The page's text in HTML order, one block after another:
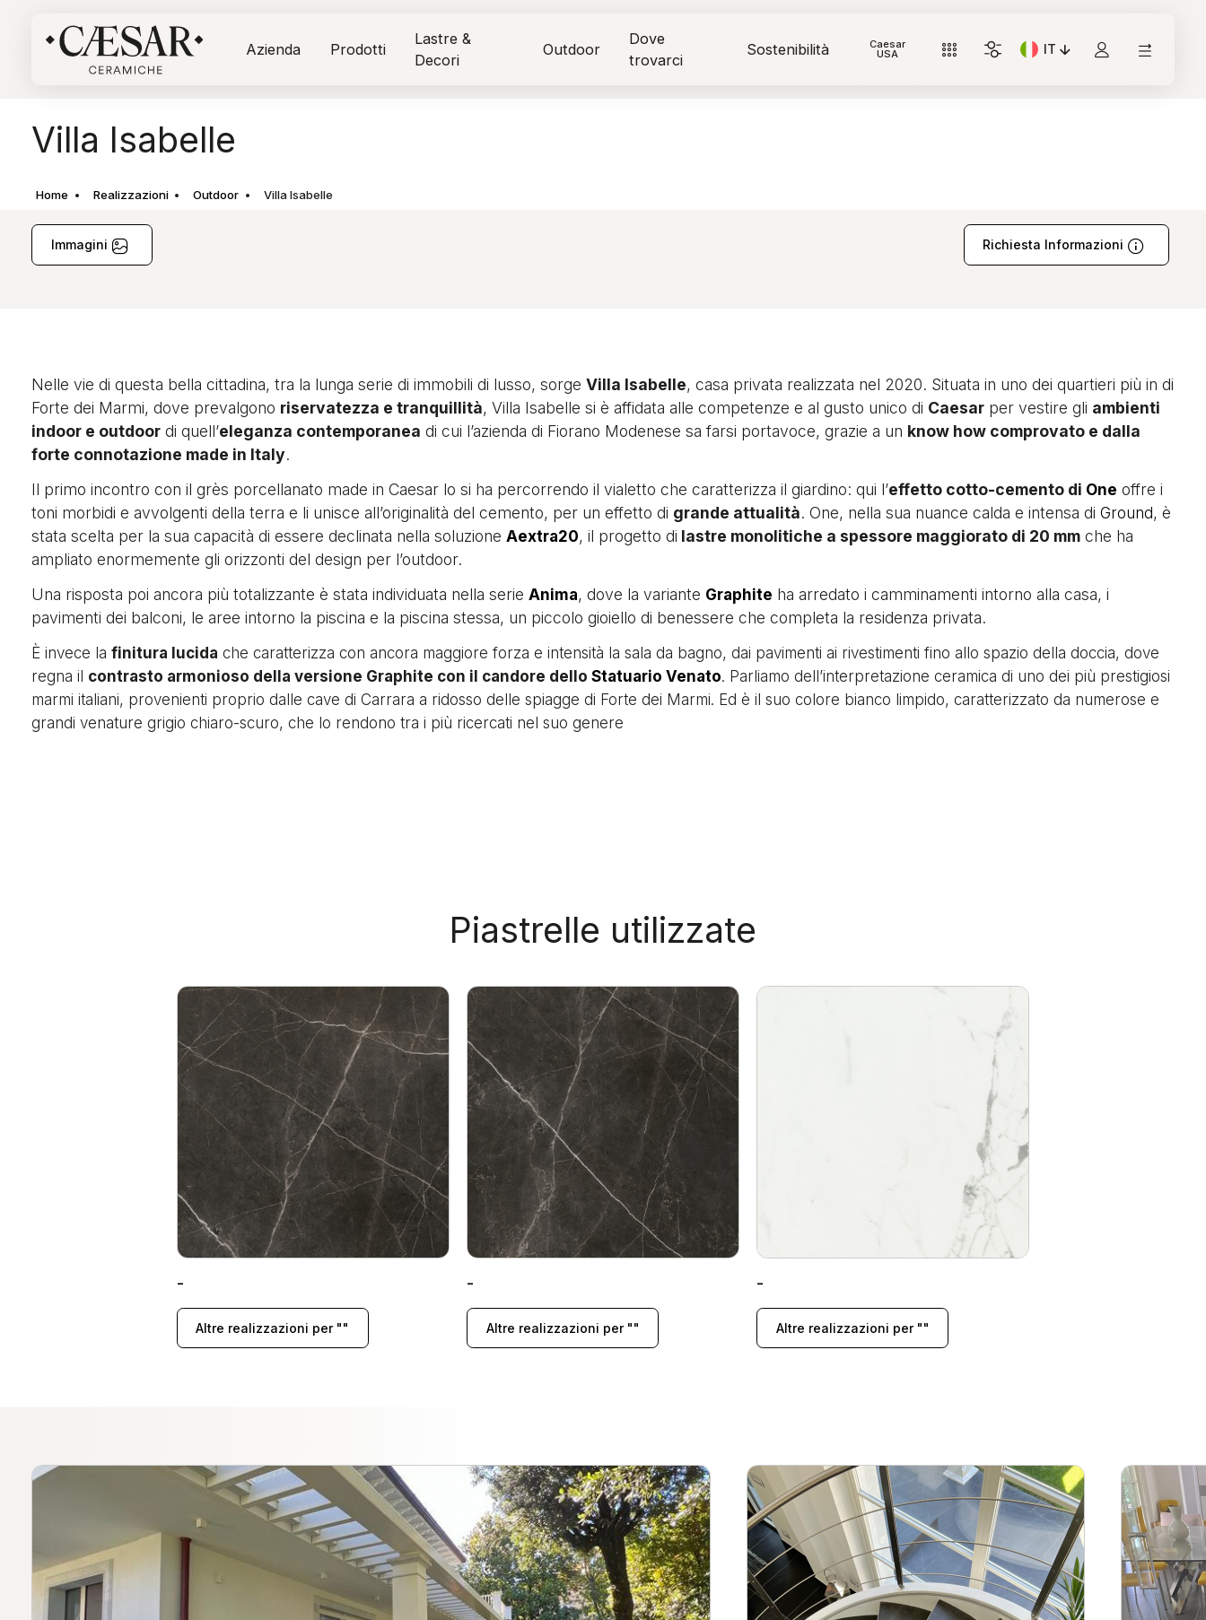
Azienda Prodotti
Lastre &
Decori
Outdoor
Dove
trovarci
Sostenibilità Caesar
USA IT
Lingua corrente: Italiano
Villa Isabelle
Home Realizzazioni Outdoor Villa Isabelle
Immagini Richiesta Informazioni
Nelle vie di questa bella cittadina, tra la lunga serie di immobili di lusso, sorge Villa Isabelle, casa privata realizzata nel 2020. Situata in uno dei quartieri più in di
Forte dei Marmi, dove prevalgono riservatezza e tranquillità, Villa Isabelle si è affidata alle competenze e al gusto unico di Caesar per vestire gli ambienti
indoor e outdoor di quell’eleganza contemporanea di cui l’azienda di Fiorano Modenese sa farsi portavoce, grazie a un know how comprovato e dalla
forte connotazione made in Italy.
Il primo incontro con il grès porcellanato made in Caesar lo si ha percorrendo il vialetto che caratterizza il giardino: qui l’effetto cotto-cemento di One offre i
toni morbidi e avvolgenti della terra e li unisce all’originalità del cemento, per un effetto di grande attualità. One, nella sua nuance calda e intensa di Ground, è
stata scelta per la sua capacità di essere declinata nella soluzione Aextra20, il progetto di lastre monolitiche a spessore maggiorato di 20 mm che ha
ampliato enormemente gli orizzonti del design per l’outdoor.
Una risposta poi ancora più totalizzante è stata individuata nella serie Anima, dove la variante Graphite ha arredato i camminamenti intorno alla casa, i
pavimenti dei balconi, le aree intorno la piscina e la piscina stessa, un piccolo gioiello di benessere che completa la residenza privata.
È invece la finitura lucida che caratterizza con ancora maggiore forza e intensità la sala da bagno, dai pavimenti ai rivestimenti fino allo spazio della doccia, dove
regna il contrasto armonioso della versione Graphite con il candore dello Statuario Venato. Parliamo dell’interpretazione ceramica di uno dei più prestigiosi
marmi italiani, provenienti proprio dalle cave di Carrara a ridosso delle spiagge di Forte dei Marmi. Ed è il suo colore bianco limpido, caratterizzato da numerose e
grandi venature grigio chiaro-scuro, che lo rendono tra i più ricercati nel suo genere
Piastrelle utilizzate
-
Altre realizzazioni per ""
-
Altre realizzazioni per ""
-
Altre realizzazioni per ""